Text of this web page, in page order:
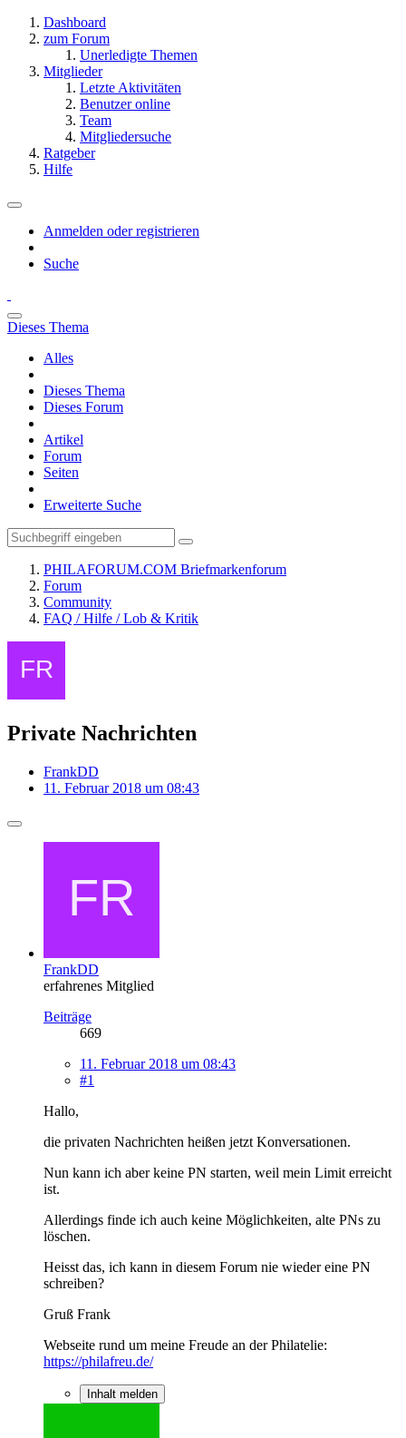
Dashboard
zum Forum
Unerledigte Themen
Mitglieder
Letzte Aktivitäten
Benutzer online
Team
Mitgliedersuche
Ratgeber
Hilfe
Anmelden oder registrieren
Suche
Dieses Thema
Alles
Dieses Thema
Dieses Forum
Artikel
Forum
Seiten
Erweiterte Suche
PHILAFORUM.COM Briefmarkenforum
Forum
Community
FAQ / Hilfe / Lob & Kritik
Private Nachrichten
FrankDD
11. Februar 2018 um 08:43
FrankDD
erfahrenes Mitglied
Beiträge
669
11. Februar 2018 um 08:43
#1
Hallo,
die privaten Nachrichten heißen jetzt Konversationen.
Nun kann ich aber keine PN starten, weil mein Limit erreicht
ist.
Allerdings finde ich auch keine Möglichkeiten, alte PNs zu
löschen.
Heisst das, ich kann in diesem Forum nie wieder eine PN
schreiben?
Gruß Frank
Webseite rund um meine Freude an der Philatelie:
https://philafreu.de/
Inhalt melden